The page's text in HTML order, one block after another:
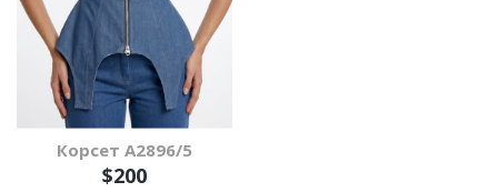
Корсет А2896/5
$200